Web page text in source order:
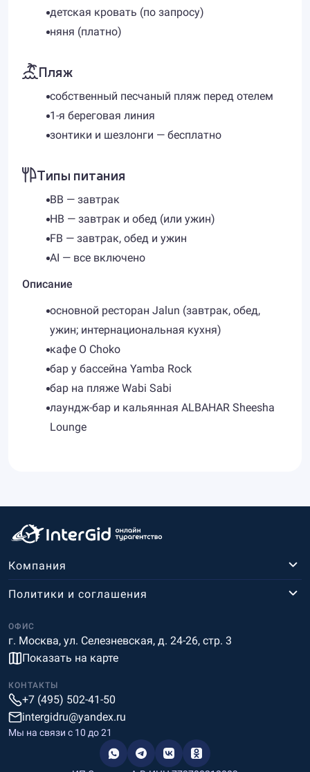
детская кровать (по запросу)
няня (платно)
Пляж
собственный песчаный пляж перед отелем
1-я береговая линия
зонтики и шезлонги — бесплатно
Типы питания
BB — завтрак
HB — завтрак и обед (или ужин)
FB — завтрак, обед и ужин
AI — все включено
Описание
основной ресторан Jalun (завтрак, обед,
ужин; интернациональная кухня)
кафе O Choko
бар у бассейна Yamba Rock
бар на пляже Wabi Sabi
лаундж-бар и кальянная ALBAHAR Sheesha
Lounge
Компания
ОФИС
г. Москва, ул. Селезневская, д. 24-26, стр. 3
Показать на карте
Политики и соглашения
КОНТАКТЫ
+7 (495) 502-41-50
intergidru@yandex.ru
Мы на связи c 10 до 21